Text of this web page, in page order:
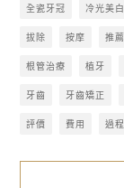
全瓷牙冠 冷光美白
拔除 按摩 推薦
根管治療 植牙
牙齒 牙齒矯正
評價 費用 過程